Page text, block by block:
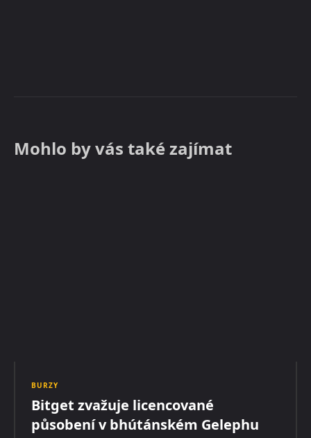
Mohlo by vás také zajímat
BURZY
Bitget zvažuje licencované
působení v bhútánském Gelephu